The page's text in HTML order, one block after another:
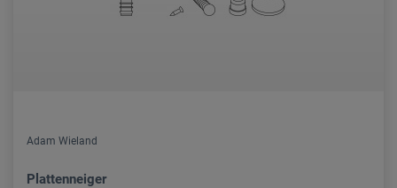
Adam Wieland
Plattenneiger